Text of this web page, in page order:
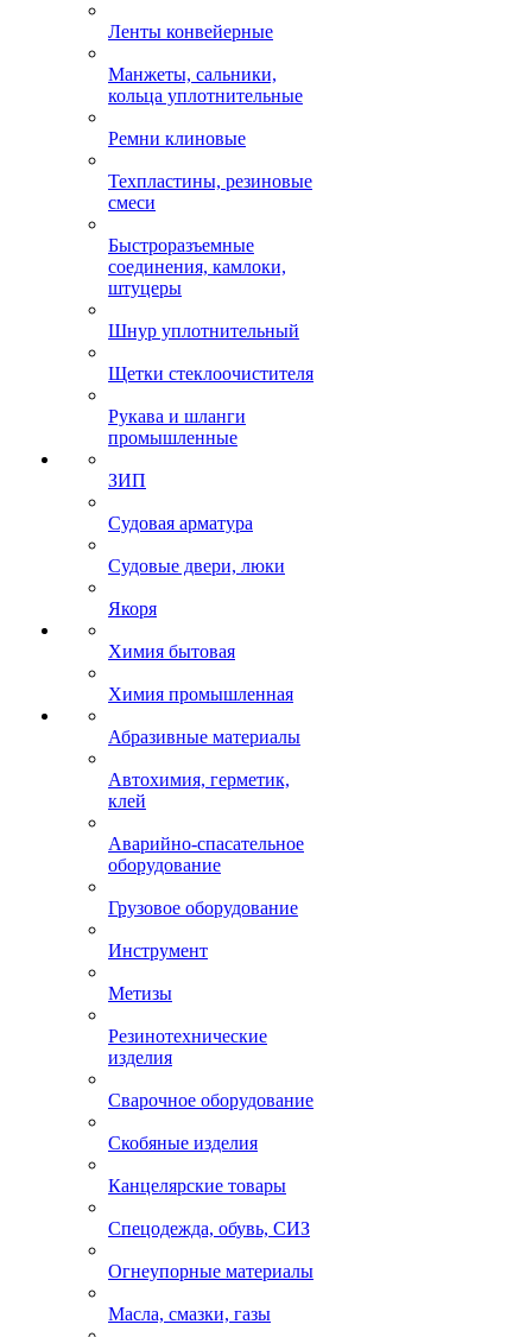
Ленты конвейерные
Манжеты, сальники,
кольца уплотнительные
Ремни клиновые
Техпластины, резиновые
смеси
Быстроразъемные
соединения, камлоки,
штуцеры
Шнур уплотнительный
Щетки стеклоочистителя
Рукава и шланги
промышленные
ЗИП
Судовая арматура
Судовые двери, люки
Якоря
Химия бытовая
Химия промышленная
Абразивные материалы
Автохимия, герметик,
клей
Аварийно-спасательное
оборудование
Грузовое оборудование
Инструмент
Метизы
Резинотехнические
изделия
Сварочное оборудование
Скобяные изделия
Канцелярские товары
Спецодежда, обувь, СИЗ
Огнеупорные материалы
Масла, смазки, газы